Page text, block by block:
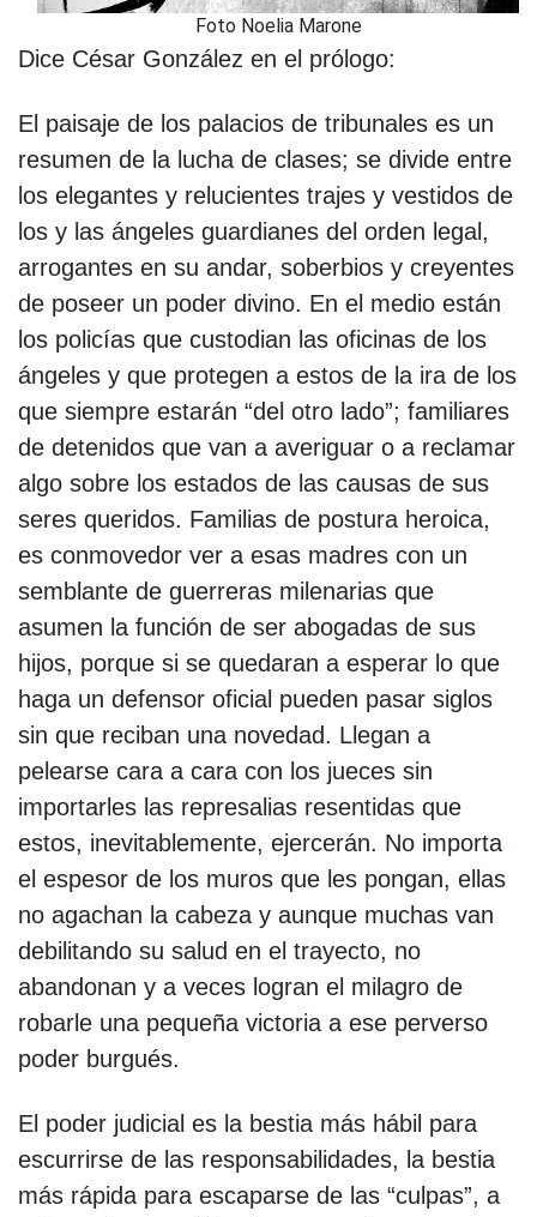
Foto Noelia Marone
Dice César González en el prólogo:
El paisaje de los palacios de tribunales es un
resumen de la lucha de clases; se divide entre
los elegantes y relucientes trajes y vestidos de
los y las ángeles guardianes del orden legal,
arrogantes en su andar, soberbios y creyentes
de poseer un poder divino. En el medio están
los policías que custodian las oficinas de los
ángeles y que protegen a estos de la ira de los
que siempre estarán “del otro lado”; familiares
de detenidos que van a averiguar o a reclamar
algo sobre los estados de las causas de sus
seres queridos. Familias de postura heroica,
es conmovedor ver a esas madres con un
semblante de guerreras milenarias que
asumen la función de ser abogadas de sus
hijos, porque si se quedaran a esperar lo que
haga un defensor oficial pueden pasar siglos
sin que reciban una novedad. Llegan a
pelearse cara a cara con los jueces sin
importarles las represalias resentidas que
estos, inevitablemente, ejercerán. No importa
el espesor de los muros que les pongan, ellas
no agachan la cabeza y aunque muchas van
debilitando su salud en el trayecto, no
abandonan y a veces logran el milagro de
robarle una pequeña victoria a ese perverso
poder burgués.
El poder judicial es la bestia más hábil para
escurrirse de las responsabilidades, la bestia
más rápida para escaparse de las “culpas”, a